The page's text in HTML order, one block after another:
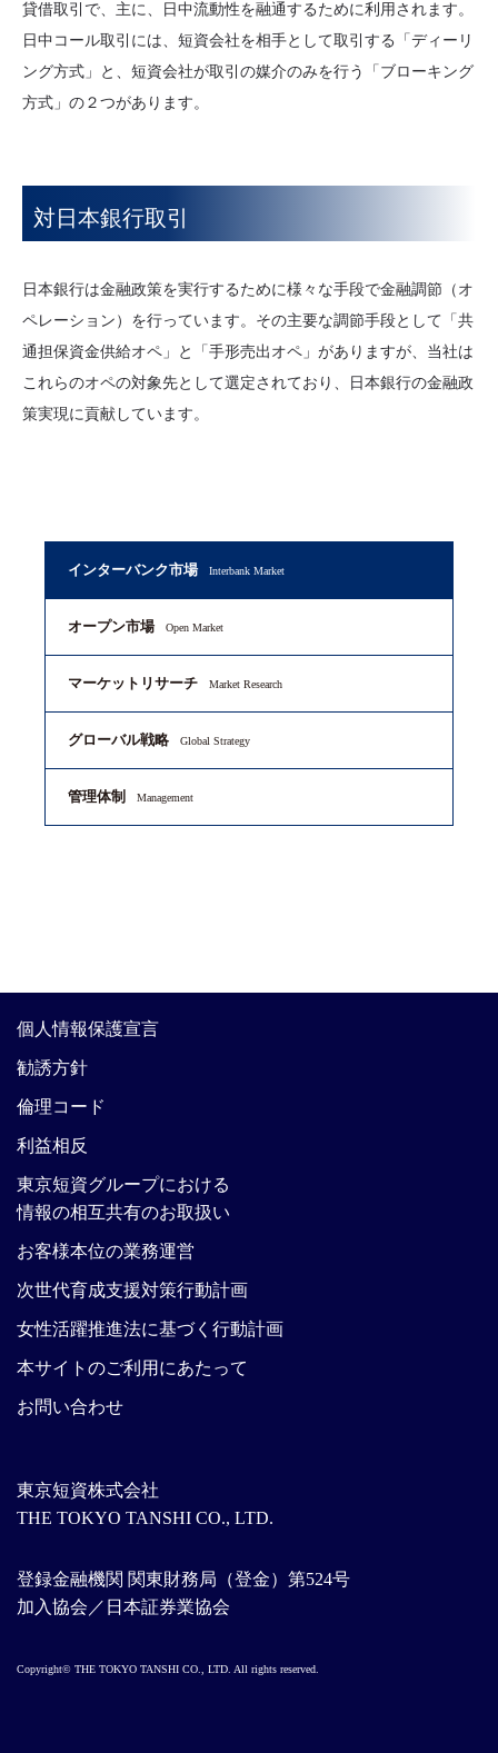
貸借取引で、主に、日中流動性を融通するために利用されます。
日中コール取引には、短資会社を相手として取引する「ディーリ
ング方式」と、短資会社が取引の媒介のみを行う「ブローキング
方式」の２つがあります。
対日本銀行取引
日本銀行は金融政策を実行するために様々な手段で金融調節（オ
ペレーション）を行っています。その主要な調節手段として「共
通担保資金供給オペ」と「手形売出オペ」がありますが、当社は
これらのオペの対象先として選定されており、日本銀行の金融政
策実現に貢献しています。
インターバンク市場 Interbank Market
オープン市場 Open Market
マーケットリサーチ Market Research
グローバル戦略 Global Strategy
管理体制 Management
東京短資株式会社
THE TOKYO TANSHI CO., LTD.
登録金融機関 関東財務局（登金）第524号
加入協会／日本証券業協会
個人情報保護宣言
勧誘方針
倫理コード
利益相反
東京短資グループにおける
情報の相互共有のお取扱い
お客様本位の業務運営
次世代育成支援対策行動計画
女性活躍推進法に基づく行動計画
本サイトのご利用にあたって
お問い合わせ
Copyright© THE TOKYO TANSHI CO., LTD. All rights reserved.